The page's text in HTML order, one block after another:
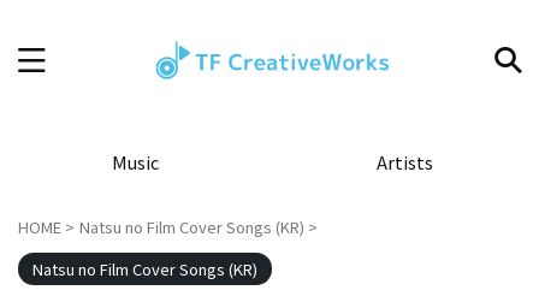
Music Artists
HOME > Natsu no Film Cover Songs (KR) >
Natsu no Film Cover Songs (KR)